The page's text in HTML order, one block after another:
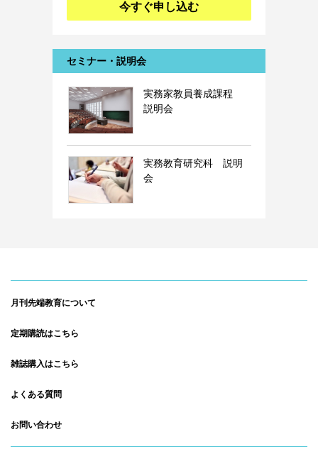
今すぐ申し込む
セミナー・説明会
実務家教員養成課程
説明会
実務教育研究科 説明
会
月刊先端教育について
定期購読はこちら
雑誌購入はこちら
よくある質問
お問い合わせ